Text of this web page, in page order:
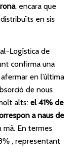
, encara que
en sis
Logística de
confirma una
en l’última
de nous
alts: el 41% de
a naus de
En termes
, representant